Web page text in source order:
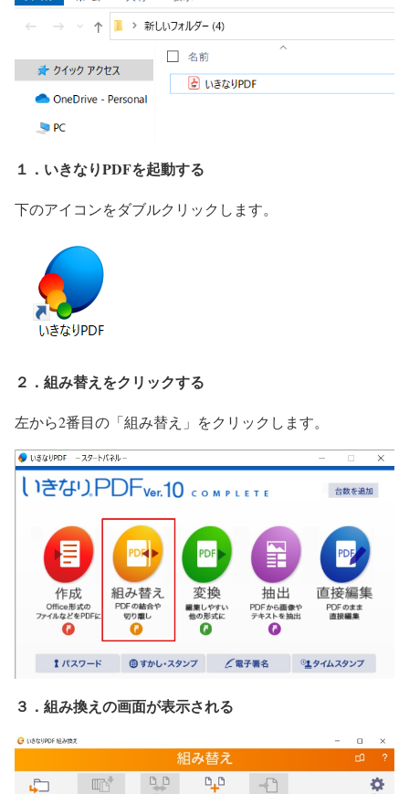
１．いきなりPDFを起動する
下のアイコンをダブルクリックします。
２．組み替えをクリックする
左から2番目の「組み替え」をクリックします。
３．組み換えの画面が表示される